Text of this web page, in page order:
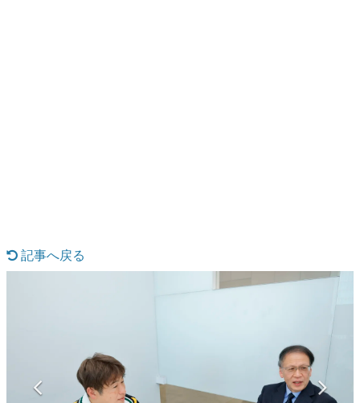
の起源や用法の変遷を、コンピューター文化史研究家・タ
マンガ
記事へ戻る